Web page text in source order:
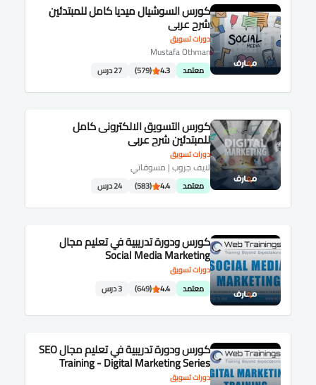
دورات تسويق
كورس السوشيال ميديا كامل للمبتدئين
شرح عربى
Mustafa Othman
معتمد 4.3
(579) 27 درس
دورات تسويق
كورس التسويق الالكترونى كامل
للمبتدئين شرح عربى
لايف جروب | مسوقاتي
معتمد 4.4
(583) 24 درس
دورات تسويق
كورس ودورة تدريبية في تعليم مجال
Social Media Marketing
معتمد 4.4
(649) 3 درس
دورات تسويق
كورس ودورة تدريبية في تعليم مجال SEO
Training - Digital Marketing Series